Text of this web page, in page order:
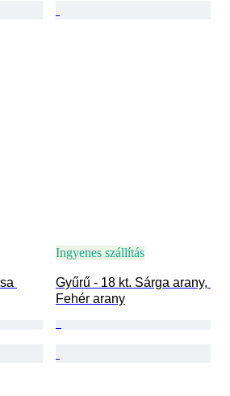
Ingyenes szállítás
Gyűrű - 18 kt. Sárga arany,
Fehér arany